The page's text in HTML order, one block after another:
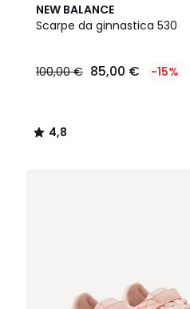
NEW BALANCE
Scarpe da ginnastica 530
€
€
100,00 € 85,00 € -15%
4,8
/ 5
4,8
/